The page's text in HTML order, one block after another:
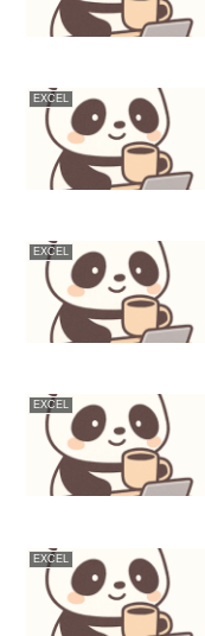
EXCEL
EXCEL
EXCEL
EXCEL